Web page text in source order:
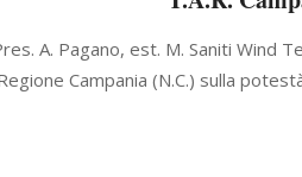
A. Pagano, est. M. Saniti Wind
Campania (N.C.) sulla